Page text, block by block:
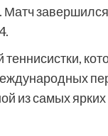
Матч завершился
из самых ярких